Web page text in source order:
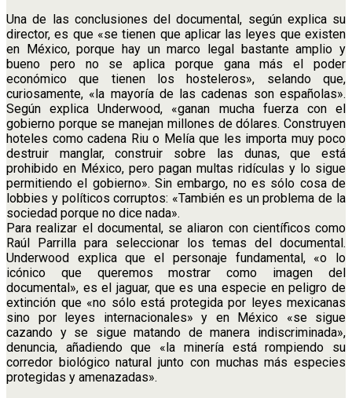
Una de las conclusiones del documental, según explica su
director, es que «se tienen que aplicar las leyes que existen
en México, porque hay un marco legal bastante amplio y
bueno pero no se aplica porque gana más el poder
económico que tienen los hosteleros», selando que,
curiosamente, «la mayoría de las cadenas son españolas».
Según explica Underwood, «ganan mucha fuerza con el
gobierno porque se manejan millones de dólares. Construyen
hoteles como cadena Riu o Melía que les importa muy poco
destruir manglar, construir sobre las dunas, que está
prohibido en México, pero pagan multas ridículas y lo sigue
permitiendo el gobierno». Sin embargo, no es sólo cosa de
lobbies y políticos corruptos: «También es un problema de la
sociedad porque no dice nada».
Para realizar el documental, se aliaron con científicos como
Raúl Parrilla para seleccionar los temas del documental.
Underwood explica que el personaje fundamental, «o lo
icónico que queremos mostrar como imagen del
documental», es el jaguar, que es una especie en peligro de
extinción que «no sólo está protegida por leyes mexicanas
sino por leyes internacionales» y en México «se sigue
cazando y se sigue matando de manera indiscriminada»,
denuncia, añadiendo que «la minería está rompiendo su
corredor biológico natural junto con muchas más especies
protegidas y amenazadas».